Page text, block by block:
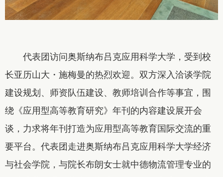
代表团访问奥斯纳布吕克应用科学大学，受到校
长亚历山大・施梅曼的热烈欢迎。双方深入洽谈学院
建设规划、师资队伍建设、教师培训合作等事宜，围
绕《应用型高等教育研究》年刊的内容建设展开会
谈，力求将年刊打造为应用型高等教育国际交流的重
要平台。代表团走进奥斯纳布吕克应用科学大学经济
与社会学院，与院长布朗女士就中德物流管理专业的